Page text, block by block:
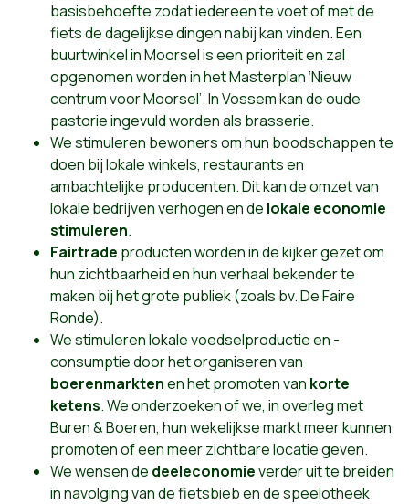
basisbehoefte zodat iedereen te voet of met de
fiets de dagelijkse dingen nabij kan vinden. Een
buurtwinkel in Moorsel is een prioriteit en zal
opgenomen worden in het Masterplan ‘Nieuw
centrum voor Moorsel’. In Vossem kan de oude
pastorie ingevuld worden als brasserie.
We stimuleren bewoners om hun boodschappen te
doen bij lokale winkels, restaurants en
ambachtelijke producenten. Dit kan de omzet van
lokale bedrijven verhogen en de lokale economie
stimuleren.
Fairtrade producten worden in de kijker gezet om
hun zichtbaarheid en hun verhaal bekender te
maken bij het grote publiek (zoals bv. De Faire
Ronde).
We stimuleren lokale voedselproductie en -
consumptie door het organiseren van
boerenmarktenen het promoten van korte
ketens. We onderzoeken of we, in overleg met
Buren & Boeren, hun wekelijkse markt meer kunnen
promoten of een meer zichtbare locatie geven.
We wensen de deeleconomieverder uit te breiden
in navolging van de fietsbieb en de speelotheek.